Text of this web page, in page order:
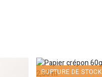
RUPTURE DE STOCK